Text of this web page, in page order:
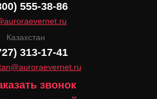
555-38-86
Казахстан
313-17-41
звонок